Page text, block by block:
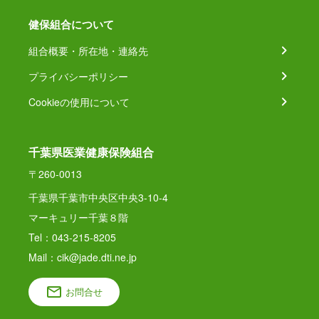
健保組合について
組合概要・所在地・連絡先
プライバシーポリシー
Cookieの使用について
千葉県医業健康保険組合
〒260-0013
千葉県千葉市中央区中央3-10-4
マーキュリー千葉８階
Tel：043-215-8205
Mail：cik@jade.dti.ne.jp
お問合せ